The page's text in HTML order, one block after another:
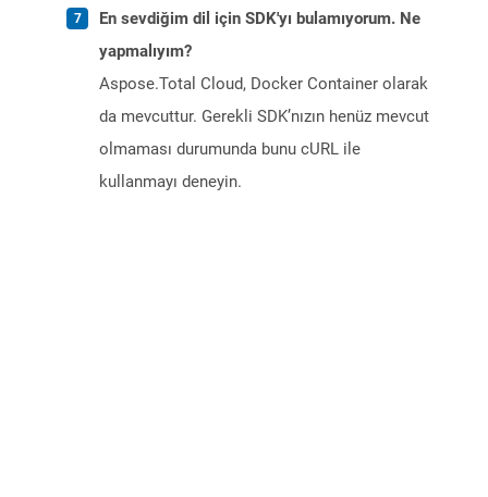
En sevdiğim dil için SDK'yı bulamıyorum. Ne
yapmalıyım?
Aspose.Total Cloud, Docker Container olarak
da mevcuttur. Gerekli SDK’nızın henüz mevcut
olmaması durumunda bunu cURL ile
kullanmayı deneyin.